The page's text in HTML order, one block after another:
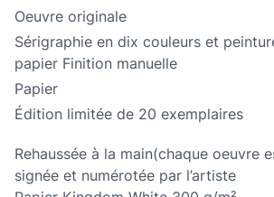
Oeuvre originale
Oeuvre originale
Technique
Sérigraphie en dix couleurs et
papier Finition manuelle
Technique
Papier
édition limitée
Édition limitée de 20 exemplaires
Rehaussée à la main(chaque oeuvre
signée et numérotée par l’artiste